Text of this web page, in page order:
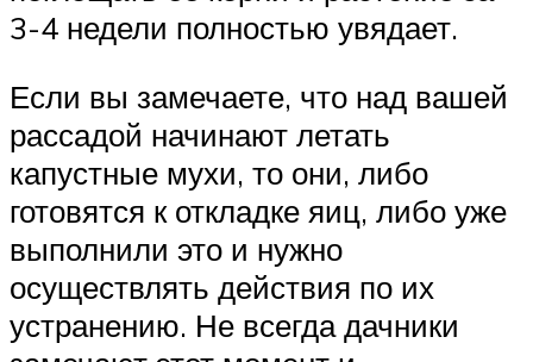
3-4 недели полностью увядает.
Если вы замечаете, что над вашей
рассадой начинают летать
капустные мухи, то они, либо
готовятся к откладке яиц, либо уже
выполнили это и нужно
осуществлять действия по их
устранению. Не всегда дачники